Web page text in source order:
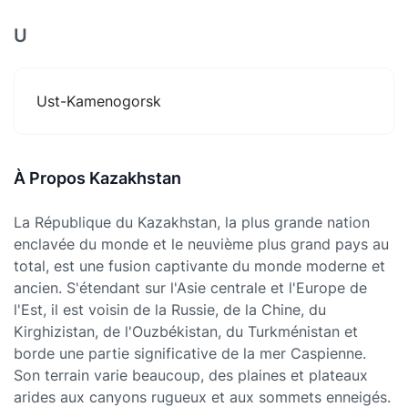
U
Ust-Kamenogorsk
À Propos Kazakhstan
La République du Kazakhstan, la plus grande nation
enclavée du monde et le neuvième plus grand pays au
total, est une fusion captivante du monde moderne et
ancien. S'étendant sur l'Asie centrale et l'Europe de
l'Est, il est voisin de la Russie, de la Chine, du
Kirghizistan, de l'Ouzbékistan, du Turkménistan et
borde une partie significative de la mer Caspienne.
Son terrain varie beaucoup, des plaines et plateaux
arides aux canyons rugueux et aux sommets enneigés.